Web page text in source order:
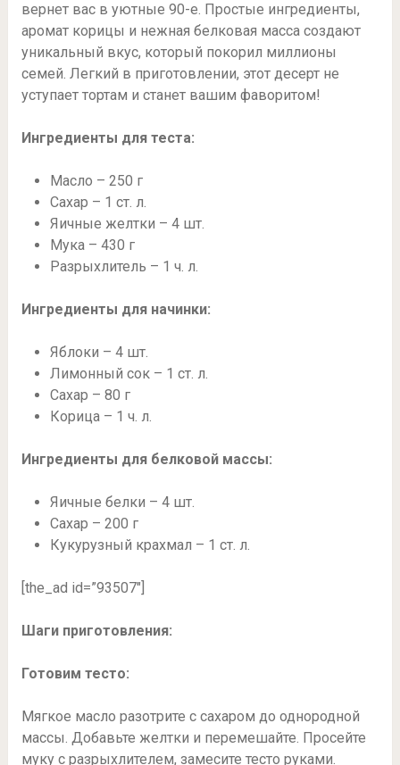
вернет вас в уютные 90-е. Простые ингредиенты,
аромат корицы и нежная белковая масса создают
уникальный вкус, который покорил миллионы
семей. Легкий в приготовлении, этот десерт не
уступает тортам и станет вашим фаворитом!
Ингредиенты для теста:
Масло – 250 г
Сахар – 1 ст. л.
Яичные желтки – 4 шт.
Мука – 430 г
Разрыхлитель – 1 ч. л.
Ингредиенты для начинки:
Яблоки – 4 шт.
Лимонный сок – 1 ст. л.
Сахар – 80 г
Корица – 1 ч. л.
Ингредиенты для белковой массы:
Яичные белки – 4 шт.
Сахар – 200 г
Кукурузный крахмал – 1 ст. л.
[the_ad id=”93507″]
Шаги приготовления:
Готовим тесто:
Мягкое масло разотрите с сахаром до однородной
массы. Добавьте желтки и перемешайте. Просейте
муку с разрыхлителем, замесите тесто руками.